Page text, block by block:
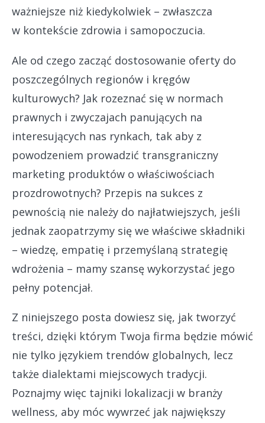
ważniejsze niż kiedykolwiek – zwłaszcza
w kontekście zdrowia i samopoczucia.
Ale od czego zacząć dostosowanie oferty do
poszczególnych regionów i kręgów
kulturowych? Jak rozeznać się w normach
prawnych i zwyczajach panujących na
interesujących nas rynkach, tak aby z
powodzeniem prowadzić transgraniczny
marketing produktów o właściwościach
prozdrowotnych? Przepis na sukces z
pewnością nie należy do najłatwiejszych, jeśli
jednak zaopatrzymy się we właściwe składniki
– wiedzę, empatię i przemyślaną strategię
wdrożenia – mamy szansę wykorzystać jego
pełny potencjał.
Z niniejszego posta dowiesz się, jak tworzyć
treści, dzięki którym Twoja firma będzie mówić
nie tylko językiem trendów globalnych, lecz
także dialektami miejscowych tradycji.
Poznajmy więc tajniki lokalizacji w branży
wellness, aby móc wywrzeć jak największy